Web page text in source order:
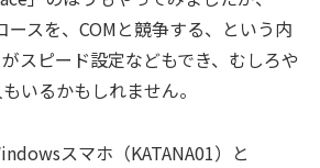
スを、COMと競争する、という内
スピード設定などもでき、むしろや
いるかもしれません。
スマホ（KATANA01）と